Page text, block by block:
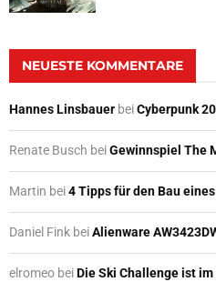
NEUESTE KOMMENTARE
Hannes Linsbauer beiCyberpunk
Renate Busch beiGewinnspiel The
Martin bei4 Tipps für den Bau
Daniel Fink beiAlienware
elromeo beiDie Ski Challenge ist